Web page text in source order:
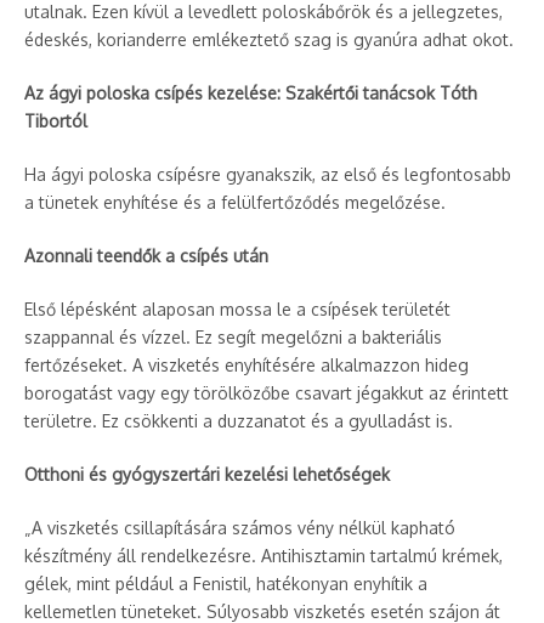
utalnak. Ezen kívül a levedlett poloskábőrök és a jellegzetes,
édeskés, korianderre emlékeztető szag is gyanúra adhat okot.
Az ágyi poloska csípés kezelése: Szakértői tanácsok Tóth
Tibortól
Ha ágyi poloska csípésre gyanakszik, az első és legfontosabb
a tünetek enyhítése és a felülfertőződés megelőzése.
Azonnali teendők a csípés után
Első lépésként alaposan mossa le a csípések területét
szappannal és vízzel. Ez segít megelőzni a bakteriális
fertőzéseket. A viszketés enyhítésére alkalmazzon hideg
borogatást vagy egy törölközőbe csavart jégakkut az érintett
területre. Ez csökkenti a duzzanatot és a gyulladást is.
Otthoni és gyógyszertári kezelési lehetőségek
„A viszketés csillapítására számos vény nélkül kapható
készítmény áll rendelkezésre. Antihisztamin tartalmú krémek,
gélek, mint például a Fenistil, hatékonyan enyhítik a
kellemetlen tüneteket. Súlyosabb viszketés esetén szájon át